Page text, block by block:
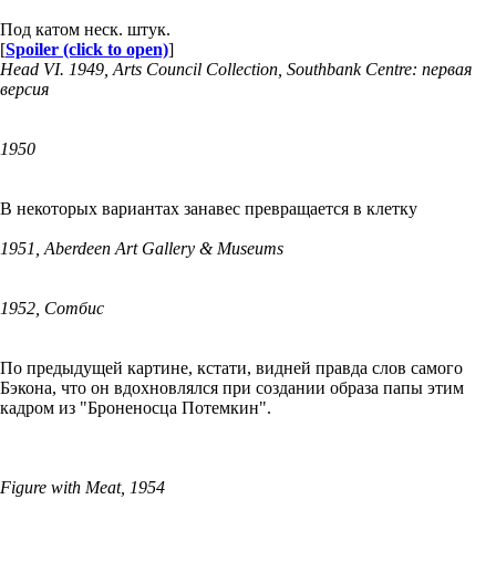
Под катом неск. штук.
[Spoiler (click to open)]
Head VI. 1949, Arts Council Collection, Southbank Centre: первая
версия
1950
В некоторых вариантах занавес превращается в клетку
1951, Aberdeen Art Gallery & Museums
1952, Сотбис
По предыдущей картине, кстати, видней правда слов самого
Бэкона, что он вдохновлялся при создании образа папы этим
кадром из "Броненосца Потемкин".
Figure with Meat, 1954